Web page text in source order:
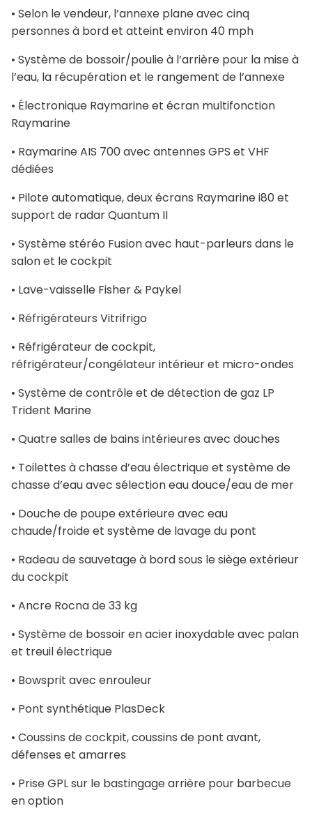
• Selon le vendeur, l’annexe plane avec cinq
personnes à bord et atteint environ 40 mph
• Système de bossoir/poulie à l’arrière pour la mise à
l’eau, la récupération et le rangement de l’annexe
• Électronique Raymarine et écran multifonction
Raymarine
• Raymarine AIS 700 avec antennes GPS et VHF
dédiées
• Pilote automatique, deux écrans Raymarine i80 et
support de radar Quantum II
• Système stéréo Fusion avec haut-parleurs dans le
salon et le cockpit
• Lave-vaisselle Fisher & Paykel
• Réfrigérateurs Vitrifrigo
• Réfrigérateur de cockpit,
réfrigérateur/congélateur intérieur et micro-ondes
• Système de contrôle et de détection de gaz LP
Trident Marine
• Quatre salles de bains intérieures avec douches
• Toilettes à chasse d’eau électrique et système de
chasse d’eau avec sélection eau douce/eau de mer
• Douche de poupe extérieure avec eau
chaude/froide et système de lavage du pont
• Radeau de sauvetage à bord sous le siège extérieur
du cockpit
• Ancre Rocna de 33 kg
• Système de bossoir en acier inoxydable avec palan
et treuil électrique
• Bowsprit avec enrouleur
• Pont synthétique PlasDeck
• Coussins de cockpit, coussins de pont avant,
défenses et amarres
• Prise GPL sur le bastingage arrière pour barbecue
en option